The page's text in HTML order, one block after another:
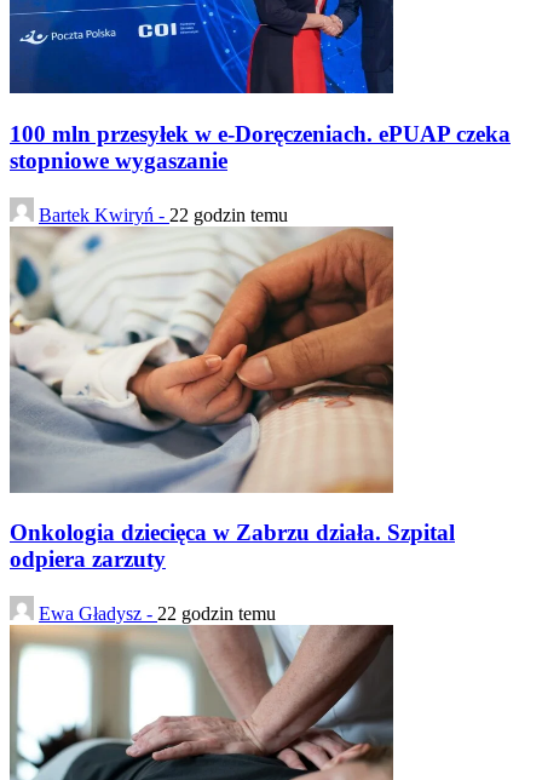
100 mln przesyłek w e-Doręczeniach. ePUAP czeka
stopniowe wygaszanie
Bartek Kwiryń - 22 godzin temu
Onkologia dziecięca w Zabrzu działa. Szpital
odpiera zarzuty
Ewa Gładysz - 22 godzin temu